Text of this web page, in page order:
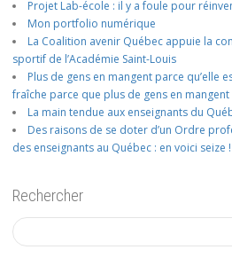
Projet Lab-école : il y a foule pour
Mon portfolio numérique
La Coalition avenir Québec appuie la
sportif de l’Académie Saint-Louis
Plus de gens en mangent parce qu’elle
fraîche parce que plus de gens en mangent
La main tendue aux enseignants du
Des raisons de se doter d’un Ordre
des enseignants au Québec : en voici seize !
Rechercher